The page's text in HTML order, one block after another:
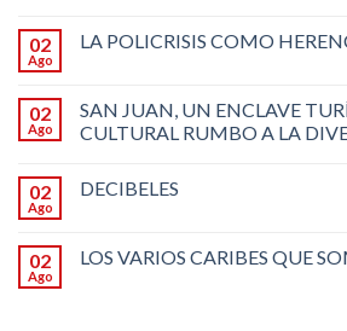
02
Ago
LA POLICRISIS COMO
02
Ago
SAN JUAN, UN ENCLAVE
CULTURAL RUMBO A LA
02
Ago
DECIBELES
02
Ago
LOS VARIOS CARIBES QUE